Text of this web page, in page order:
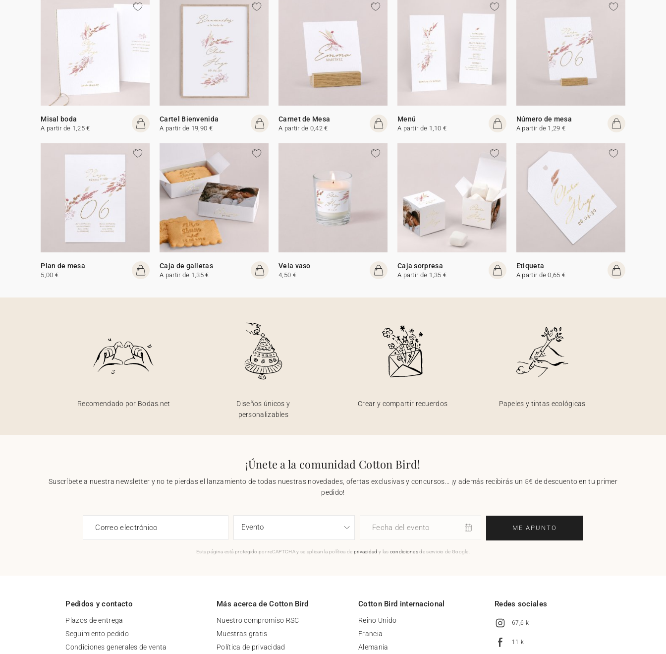
Misal boda
A partir de 1,25 €
Cartel Bienvenida
A partir de 19,90 €
Carnet de Mesa
A partir de 0,42 €
Menú
A partir de 1,10 €
Número de mesa
A partir de 1,29 €
Plan de mesa
5,00 €
Caja de galletas
A partir de 1,35 €
Vela vaso
4,50 €
Caja sorpresa
A partir de 1,35 €
Etiqueta
A partir de 0,65 €
Recomendado por Bodas.net
Diseños únicos y
personalizables
Crear y compartir recuerdos Papeles y tintas ecológicas
¡Únete a la comunidad Cotton Bird!
Suscríbete a nuestra newsletter y no te pierdas el lanzamiento de todas nuestras novedades, ofertas exclusivas y concursos... ¡y además recibirás un 5€ de descuento en tu primer
pedido!
Correo electrónico Fecha del evento ME APUNTO
Esta página está protegido por reCAPTCHA y se aplican la política de privacidad y las condicionesde servicio de Google.
Pedidos y contacto
Plazos de entrega
Seguimiento pedido
Condiciones generales de venta
Más acerca de Cotton Bird
Nuestro compromiso RSC
Muestras gratis
Política de privacidad
Cotton Bird internacional
Reino Unido
Francia
Alemania
Redes sociales
67,6 k
11 k